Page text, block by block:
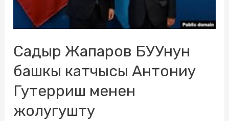
Садыр Жапаров БУУнун
башкы катчысы Антониу
Гутерриш менен
жолугушту